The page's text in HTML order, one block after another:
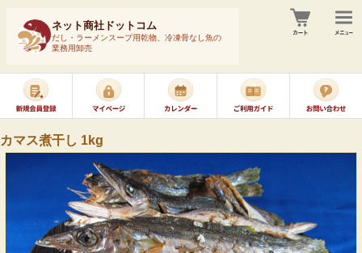
ネット商社ドットコム
だし・ラーメンスープ用乾物、冷凍骨なし魚の
業務用卸売
カマス煮干し 1kg